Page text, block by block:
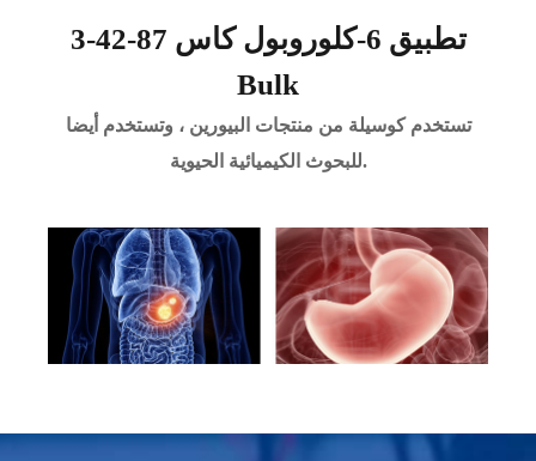
تطبيق 6-كلوروبول كاس 87-42-3
Bulk
تستخدم كوسيلة من منتجات البيورين ، وتستخدم أيضا
للبحوث الكيميائية الحيوية.